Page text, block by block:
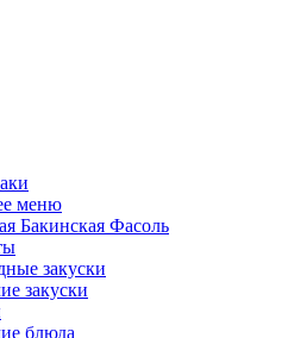
меню
Бакинская Фасоль
закуски
закуски
блюда